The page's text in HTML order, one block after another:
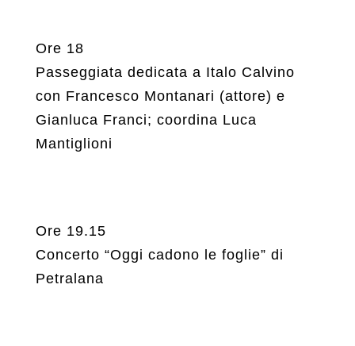
Ore 18
Passeggiata dedicata a Italo Calvino
con Francesco Montanari (attore) e
Gianluca Franci; coordina Luca
Mantiglioni
Ore 19.15
Concerto “Oggi cadono le foglie” di
Petralana